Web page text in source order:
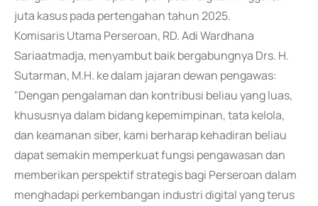
juta kasus pada pertengahan tahun 2025.
Komisaris Utama Perseroan, RD. Adi Wardhana
Sariaatmadja, menyambut baik bergabungnya Drs. H.
Sutarman, M.H. ke dalam jajaran dewan pengawas:
"Dengan pengalaman dan kontribusi beliau yang luas,
khususnya dalam bidang kepemimpinan, tata kelola,
dan keamanan siber, kami berharap kehadiran beliau
dapat semakin memperkuat fungsi pengawasan dan
memberikan perspektif strategis bagi Perseroan dalam
menghadapi perkembangan industri digital yang terus